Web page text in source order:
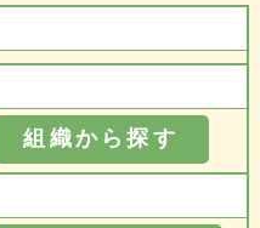
組織から探す